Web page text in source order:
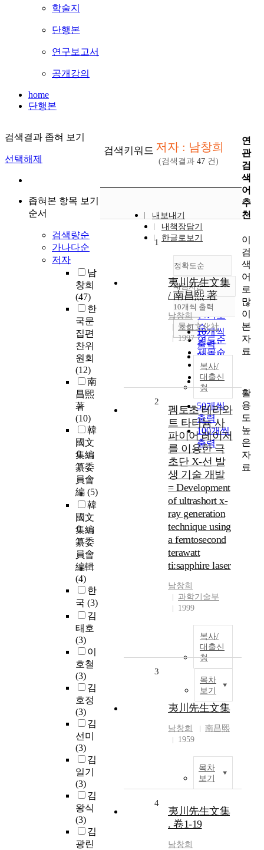
학술지
단행본
연구보고서
공개강의
home
단행본
검색결과 좁혀 보기
선택해제
좁혀본 항목 보기
순서
검색량순
가나다순
저자
남
창희
(47)
한
국문
집편
찬위
원회
(12)
南
昌熙
著
(10)
韓
國文
集編
纂委
員會
編 (5)
韓
國文
集編
纂委
員會
編輯
(4)
한
국 (3)
김
태호
(3)
이
호철
(3)
김
호정
(3)
김
선미
(3)
김
일기
(3)
김
왕식
(3)
김
광린
검색키워드 저자 : 남창희
(검색결과 47 건)
내보내기
내책장담기
한글로보기
정확도순
정확도
순
인기도
순
연도순
제목순
저자순
발행기
관순
내림차순
내림차순
10개씩 출력
10개씩
출력
20개씩
출력
30개씩
출력
50개씩
출력
100개씩
출력
조회
1
夷川先生文集
/ 南昌熙 著
남창희
景仁文化社
1997
복사/
대출신
청
2
펨토초 테라와
트 타타늄 사
파이어 레이저
를 이용한 극
초단 X-선 발
생 기술 개발
= Development
of ultrashort x-
ray generation
technique using
a femtosecond
terawatt
ti:sapphire laser
남창희
과학기술부
1999
복사/
대출신
청
목차
보기
3
夷川先生文集
남창희
南昌熙
1959
목차
보기
4
夷川先生文集
. 卷1-19
남창희
연
관
검
색
어
추
천
이
검
색
어
로
많
이
본
자
료
활
용
도
높
은
자
료